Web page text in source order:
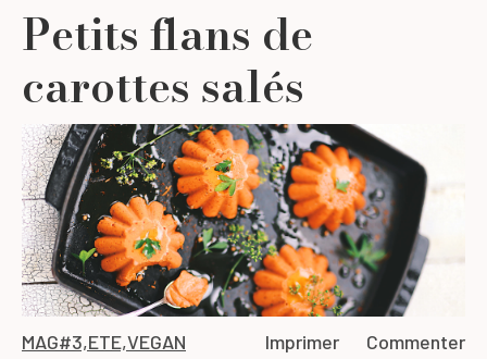
Petits flans de
carottes salés
MAG#3,ETE,VEGAN Imprimer Commenter